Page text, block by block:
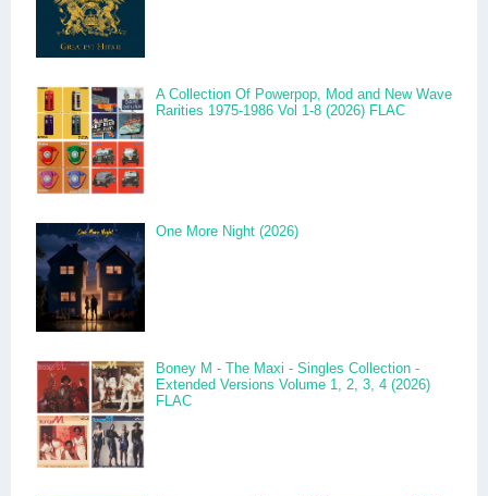
A Collection Of Powerpop, Mod and New Wave
Rarities 1975-1986 Vol 1-8 (2026) FLAC
One More Night (2026)
Boney M - The Maxi - Singles Collection -
Extended Versions Volume 1, 2, 3, 4 (2026)
FLAC